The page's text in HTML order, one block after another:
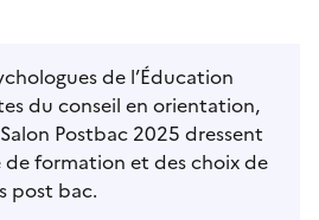
de l’Éducation
du conseil en orientation,
Postbac 2025 dressent
de formation et des choix de
post bac.